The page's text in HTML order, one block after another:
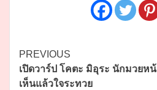
Continue
Reading
PREVIOUS
เปิดวาร์ป โคตะ มิอุระ นักมวย
เห็นแล้วใจระทวย